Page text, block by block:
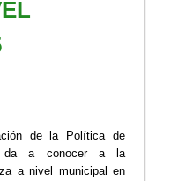
de la Política de
da a conocer a la
a nivel municipal en